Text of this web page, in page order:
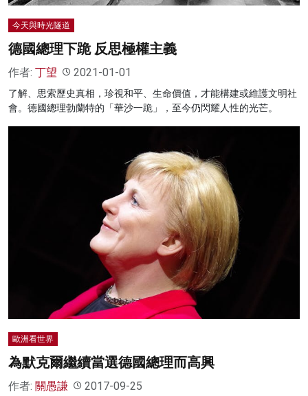
關於我們
今天與時光隧道
德國總理下跪 反思極權主義
作者: 丁望 2021-01-01
了解、思索歷史真相，珍視和平、生命價值，才能構建或維護文明社
會。德國總理勃蘭特的「華沙一跪」，至今仍閃耀人性的光芒。
歐洲看世界
為默克爾繼續當選德國總理而高興
作者: 關愚謙 2017-09-25